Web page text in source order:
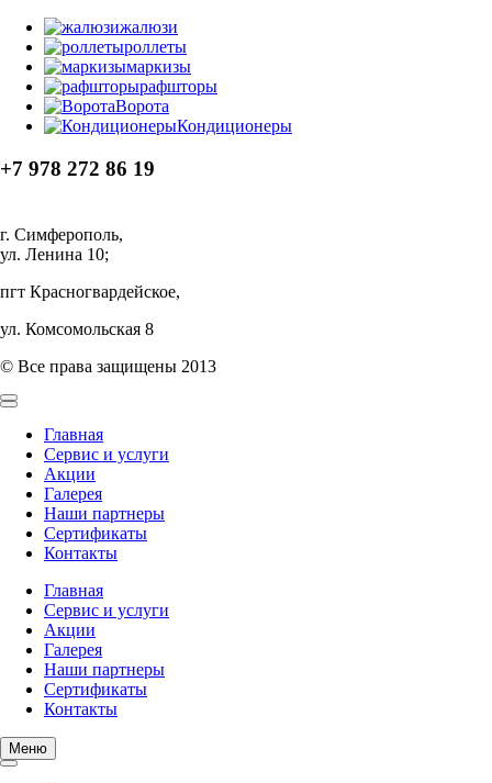
жалюзи
роллеты
маркизы
рафшторы
Ворота
Кондиционеры
+7 978 272 86 19
г. Симферополь,
ул. Ленина 10;
пгт Красногвардейское,
ул. Комсомольская 8
© Все права защищены 2013
Главная
Сервис и услуги
Акции
Галерея
Наши партнеры
Сертификаты
Контакты
Главная
Сервис и услуги
Акции
Галерея
Наши партнеры
Сертификаты
Контакты
Меню